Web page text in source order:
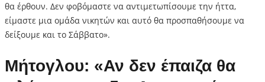
θα έρθουν. Δεν φοβόμαστε να αντιμετωπίσουμε την ήττα,
είμαστε μια ομάδα νικητών και αυτό θα προσπαθήσουμε να
δείξουμε και το Σάββατο».
Μήτογλου: «Αν δεν έπαιζα θα